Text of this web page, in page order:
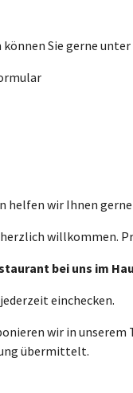
Sie gerne unter
helfen wir Ihnen
herzlich willkommen.
bei uns im
einchecken.
wir in unserem
übermittelt.